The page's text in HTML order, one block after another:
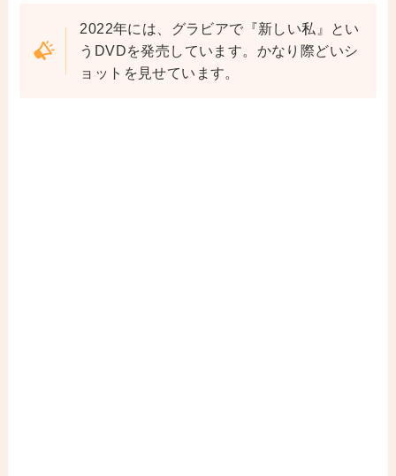
2022年には、グラビアで『新しい私』とい
うDVDを発売しています。かなり際どいシ
ョットを見せています。